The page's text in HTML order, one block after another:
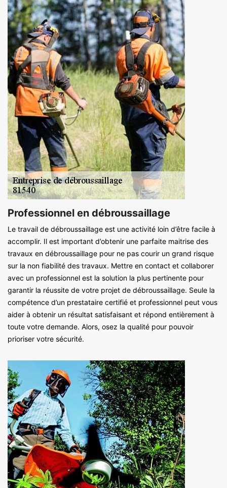
Professionnel en débroussaillage
Le travail de débroussaillage est une activité loin d’être facile à
accomplir. Il est important d’obtenir une parfaite maitrise des
travaux en débroussaillage pour ne pas courir un grand risque
sur la non fiabilité des travaux. Mettre en contact et collaborer
avec un professionnel est la solution la plus pertinente pour
garantir la réussite de votre projet de débroussaillage. Seule la
compétence d’un prestataire certifié et professionnel peut vous
aider à obtenir un résultat satisfaisant et répond entièrement à
toute votre demande. Alors, osez la qualité pour pouvoir
prioriser votre sécurité.